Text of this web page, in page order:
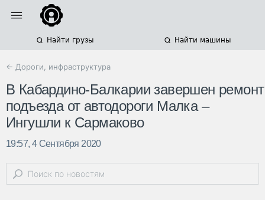
Найти грузы Найти машины
← Дороги, инфраструктура
В Кабардино-Балкарии завершен ремонт
подъезда от автодороги Малка –
Ингушли к Сармаково
19:57, 4 Сентября 2020